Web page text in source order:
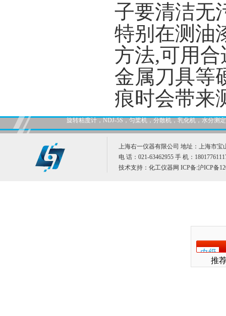
子要清洁无
特别在测油
方法,可用
金属刀具等
痕时会带来
旋转粘度计，NDJ-5S，匀桨机，分散机，乳化机，水分测
上海右一仪器有限公司 地址：上海市宝
电 话：021-63462955 手 机：
技术支持： 化工仪器网 ICP备:沪ICP备
推